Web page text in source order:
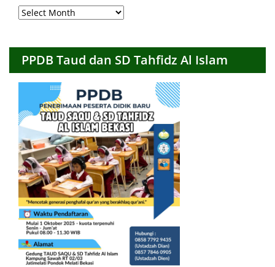
Arsip
Bulanan
PPDB Taud dan SD Tahfidz Al Islam